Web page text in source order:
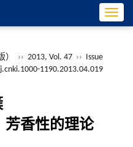
›› 2013, Vol. 47 ››
Issue
1190.2013.04.019
芳香性的理论